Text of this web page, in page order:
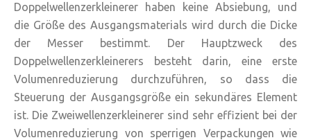
Doppelwellenzerkleinerer haben keine Absiebung, und
die Größe des Ausgangsmaterials wird durch die Dicke
der Messer bestimmt. Der Hauptzweck des
Doppelwellenzerkleinerers besteht darin, eine erste
Volumenreduzierung durchzuführen, so dass die
Steuerung der Ausgangsgröße ein sekundäres Element
ist. Die Zweiwellenzerkleinerer sind sehr effizient bei der
Volumenreduzierung von sperrigen Verpackungen wie